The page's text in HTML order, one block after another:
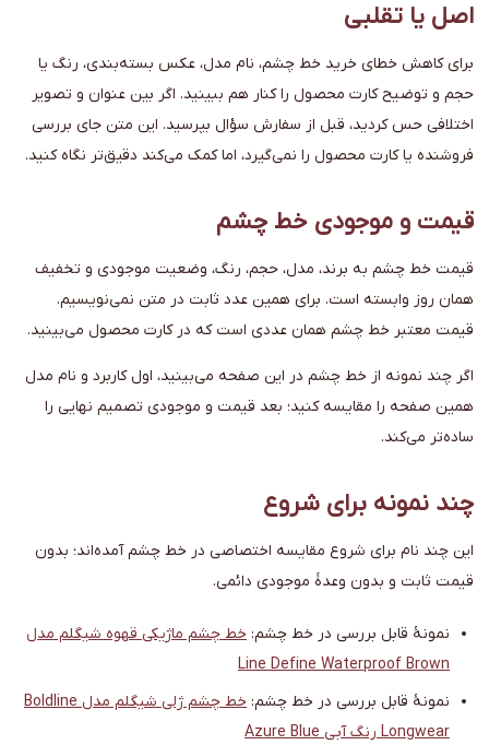
اصل یا تقلبی
برای کاهش خطای خرید خط چشم، نام مدل، عکس بسته‌بندی، رنگ یا
حجم و توضیح کارت محصول را کنار هم ببینید. اگر بین عنوان و تصویر
اختلافی حس کردید، قبل از سفارش سؤال بپرسید. این متن جای بررسی
فروشنده یا کارت محصول را نمی‌گیرد، اما کمک می‌کند دقیق‌تر نگاه کنید.
قیمت و موجودی خط چشم
قیمت خط چشم به برند، مدل، حجم، رنگ، وضعیت موجودی و تخفیف
همان روز وابسته است. برای همین عدد ثابت در متن نمی‌نویسیم.
قیمت معتبر خط چشم همان عددی است که در کارت محصول می‌بینید.
اگر چند نمونه از خط چشم در این صفحه می‌بینید، اول کاربرد و نام مدل
همین صفحه را مقایسه کنید؛ بعد قیمت و موجودی تصمیم نهایی را
ساده‌تر می‌کند.
چند نمونه برای شروع
این چند نام برای شروع مقایسه اختصاصی در خط چشم آمده‌اند؛ بدون
قیمت ثابت و بدون وعدهٔ موجودی دائمی.
نمونهٔ قابل بررسی در خط چشم: خط چشم ماژیکی قهوه شیگلم مدل
Line Define Waterproof Brown
نمونهٔ قابل بررسی در خط چشم:
خط چشم ژلی شیگلم مدل Boldline
Longwear رنگ آبی Azure Blue